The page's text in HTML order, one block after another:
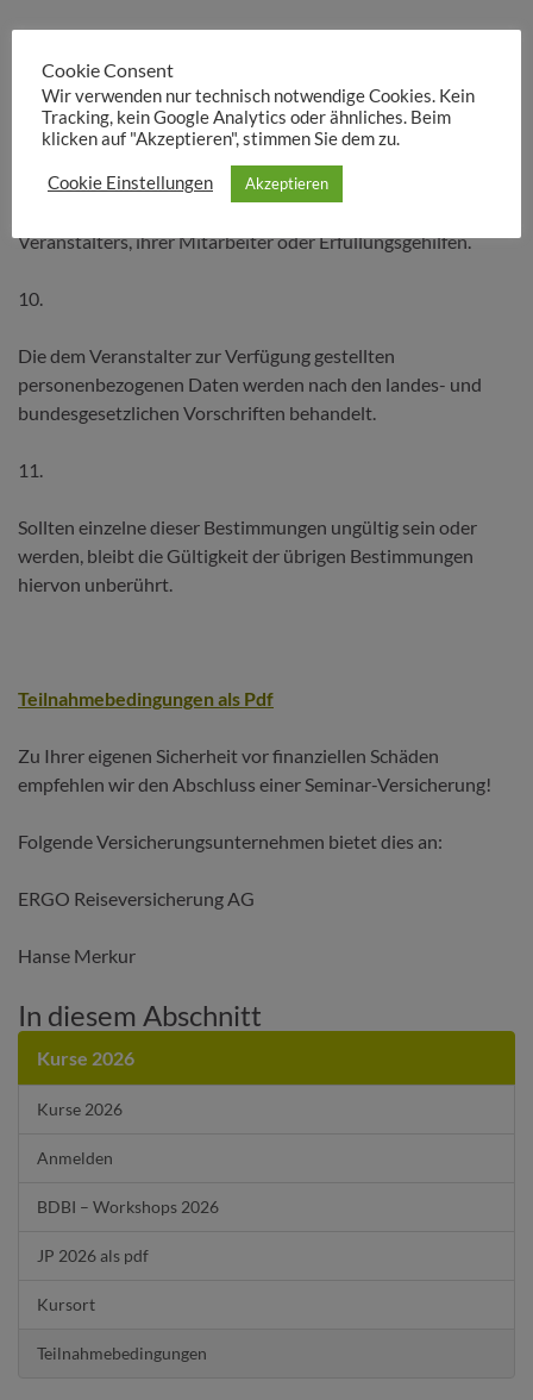
Im Rahmen des Fortbildungsbetriebs beschränkt sich die
Haftung des Veranstalters auf Fälle grober Fahrlässigkeit
und Vorsatz. Diese Haftungs­beschränkung gilt nicht für die
Verletzung von Leben, Körper und/oder Gesundheit infolge
Veranstalters, ihrer Mitarbeiter oder Erfüllungsgehilfen.
10.
Die dem Veranstalter zur Verfügung gestellten
personenbezogenen Daten werden nach den landes- und
bundesgesetzlichen Vorschriften behandelt.
11.
Sollten einzelne dieser Bestimmungen ungültig sein oder
werden, bleibt die Gültigkeit der übrigen Bestimmungen
hiervon unberührt.
Teilnahmebedingungen als Pdf
Zu Ihrer eigenen Sicherheit vor finanziellen Schäden
empfehlen wir den Abschluss einer Seminar-Versicherung!
Folgende Versicherungsunternehmen bietet dies an:
ERGO Reiseversicherung AG
Hanse Merkur
In diesem Abschnitt
Kurse 2026
Kurse 2026
Anmelden
BDBI – Workshops 2026
JP 2026 als pdf
Kursort
Teilnahmebedingungen
Cookie Consent
Wir verwenden nur technisch notwendige Cookies. Kein
Tracking, kein Google Analytics oder ähnliches. Beim
klicken auf "Akzeptieren", stimmen Sie dem zu.
Cookie Einstellungen Akzeptieren